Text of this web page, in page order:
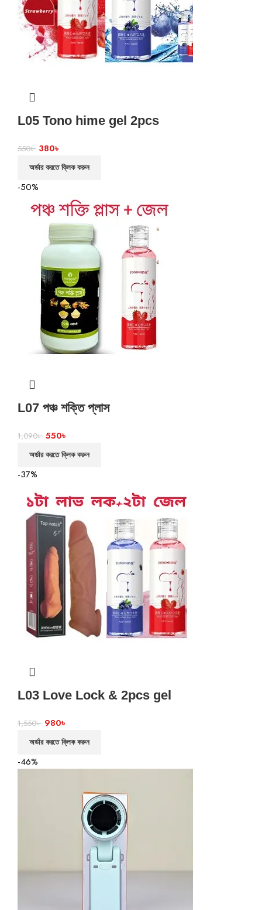
L05 Tono hime gel 2pcs
550৳ 380৳
অর্ডার করতে ক্লিক করুন
-50%
L07 পঞ্চ শক্তি প্লাস
1,090৳ 550৳
অর্ডার করতে ক্লিক করুন
-37%
L03 Love Lock & 2pcs gel
1,550৳ 980৳
অর্ডার করতে ক্লিক করুন
-46%